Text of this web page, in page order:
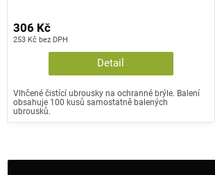
253 Kč bez DPH
306 Kč
Detail
Vlhčené čistící ubrousky na ochranné brýle. Balení
obsahuje 100 kusů samostatně balených
ubrousků.